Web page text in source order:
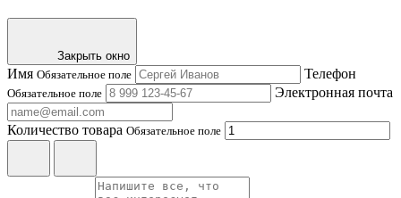
Закрыть окно
Имя Обязательное поле Телефон
Обязательное поле Электронная почта
Количество товара Обязательное поле